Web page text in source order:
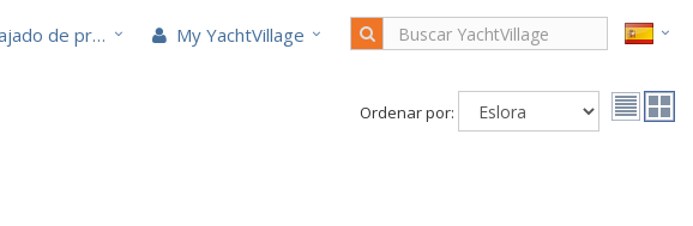
Han bajado de precio My YachtVillage
Ordenar por: